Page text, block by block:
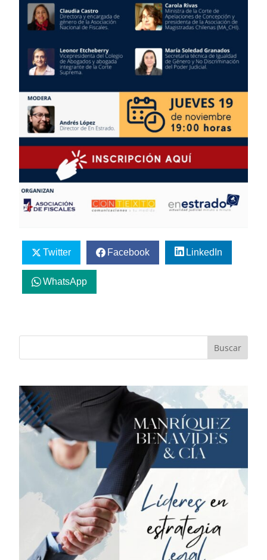
Twitter Facebook LinkedIn
WhatsApp